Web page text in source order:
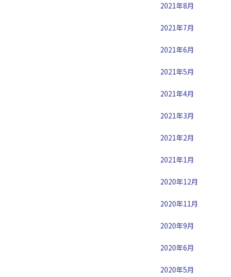
2021年8月
2021年7月
2021年6月
2021年5月
2021年4月
2021年3月
2021年2月
2021年1月
2020年12月
2020年11月
2020年9月
2020年6月
2020年5月